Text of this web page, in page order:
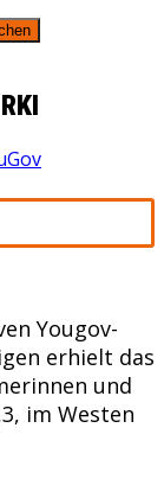
Yougov-
erhielt das
und
im Westen